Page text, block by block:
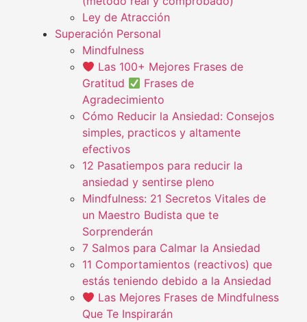
Ley de Atracción
Superación Personal
Mindfulness
Las 100+ Mejores Frases de
Gratitud
Frases de
Agradecimiento
Cómo Reducir la Ansiedad: Consejos
simples, practicos y altamente
efectivos
12 Pasatiempos para reducir la
ansiedad y sentirse pleno
Mindfulness: 21 Secretos Vitales de
un Maestro Budista que te
Sorprenderán
7 Salmos para Calmar la Ansiedad
11 Comportamientos (reactivos) que
estás teniendo debido a la Ansiedad
Las Mejores Frases de Mindfulness
Que Te Inspirarán